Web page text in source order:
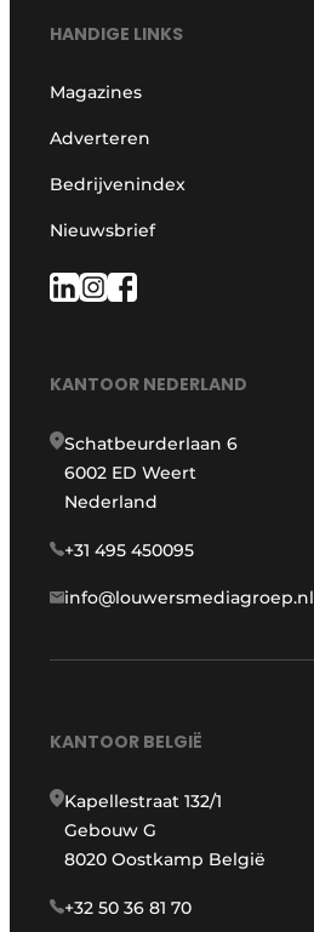
HANDIGE LINKS
Magazines
Adverteren
Bedrijvenindex
Nieuwsbrief
KANTOOR NEDERLAND
Schatbeurderlaan 6
6002 ED Weert
Nederland
+31 495 450095
info@louwersmediagroep.nl
KANTOOR BELGIË
Kapellestraat 132/1
Gebouw G
8020 Oostkamp België
+32 50 36 81 70